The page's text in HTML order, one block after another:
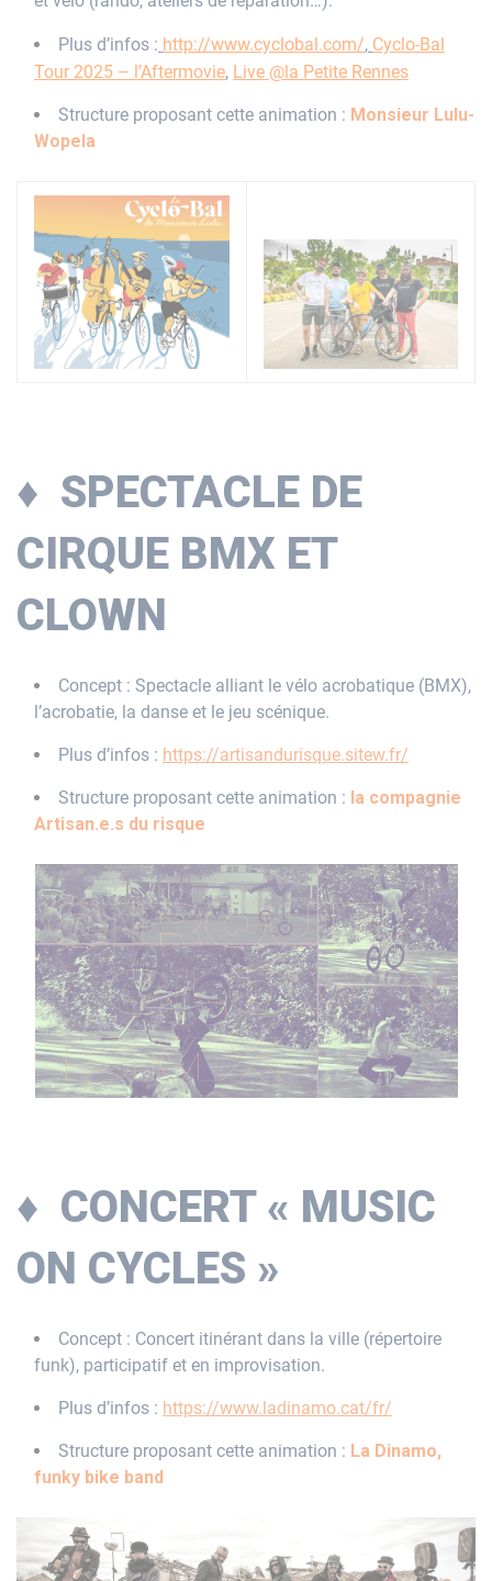
Plus d’infos : http://www.cyclobal.com/, Cyclo-Bal
Tour 2025 – l’Aftermovie, Live @la Petite Rennes
Structure proposant cette animation : Monsieur Lulu-
Wopela
♦ SPECTACLE DE
CIRQUE BMX ET
CLOWN
Concept : Spectacle alliant le vélo acrobatique (BMX),
l’acrobatie, la danse et le jeu scénique.
Plus d’infos : https://artisandurisque.sitew.fr/
Structure proposant cette animation : la compagnie
Artisan.e.s du risque
♦ CONCERT « MUSIC
ON CYCLES »
Concept : Concert itinérant dans la ville (répertoire
funk), participatif et en improvisation.
Plus d’infos : https://www.ladinamo.cat/fr/
Structure proposant cette animation : La Dinamo,
funky bike band